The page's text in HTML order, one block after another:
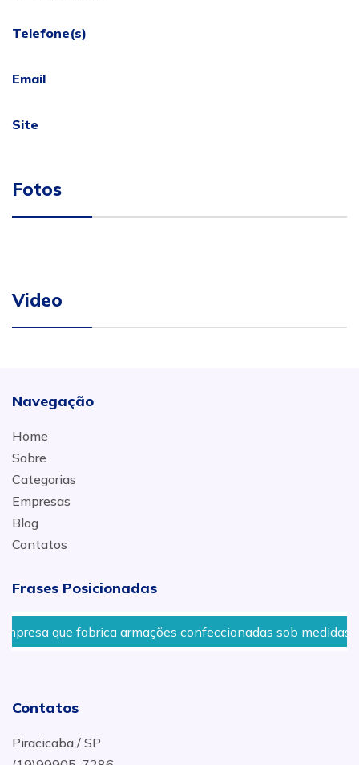
Telefone(s)
Email
Site
Fotos
Video
Navegação
Home
Sobre
Categorias
Empresas
Blog
Contatos
Frases Posicionadas
que fabrica armações confeccionadas sob medidas em
Contatos
Piracicaba / SP